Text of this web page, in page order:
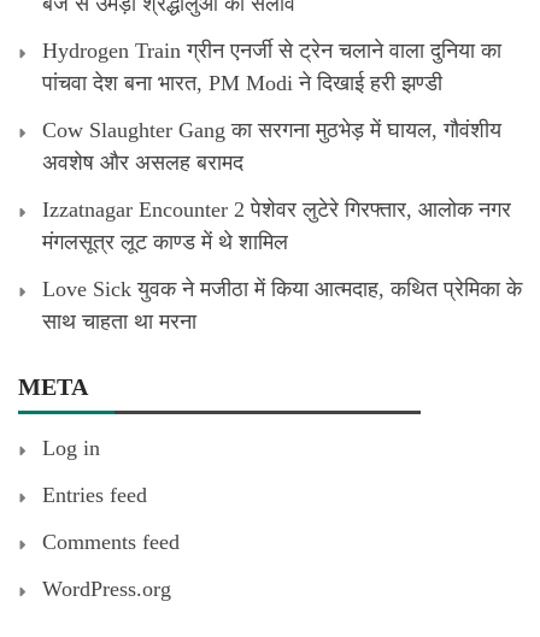
Hydrogen Train ग्रीन एनर्जी से ट्रेन चलाने वाला दुनिया का
पांचवा देश बना भारत, PM Modi ने दिखाई हरी झण्डी
Cow Slaughter Gang का सरगना मुठभेड़ में घायल, गौवंशीय
अवशेष और असलह बरामद
Izzatnagar Encounter 2 पेशेवर लुटेरे गिरफ्तार, आलोक नगर
मंगलसूत्र लूट काण्‍ड में थे शामिल
Love Sick युवक ने मजीठा में किया आत्मदाह, कथित प्रेमिका के
साथ चाहता था मरना
META
Log in
Entries feed
Comments feed
WordPress.org